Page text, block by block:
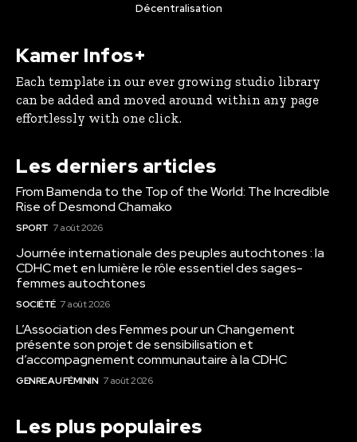
Décentralisation
Kamer Infos+
Each template in our ever growing studio library
can be added and moved around within any page
effortlessly with one click.
Les derniers articles
From Bamenda to the Top of the World: The Incredible
Rise of Desmond Chamako
SPORT 7 août 2026
Journée internationale des peuples autochtones : la
CDHC met en lumière le rôle essentiel des sages-
femmes autochtones
SOCIÉTÉ 7 août 2026
L’Association des Femmes pour un Changement
présente son projet de sensibilisation et
d’accompagnement communautaire à la CDHC
GENRE AU FÉMININ 7 août 2026
Les plus populaires